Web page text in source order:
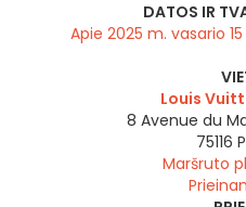
DATOS IR
Apie 2025 m. vasario
Louis
8 Avenue du
75116
Maršruto